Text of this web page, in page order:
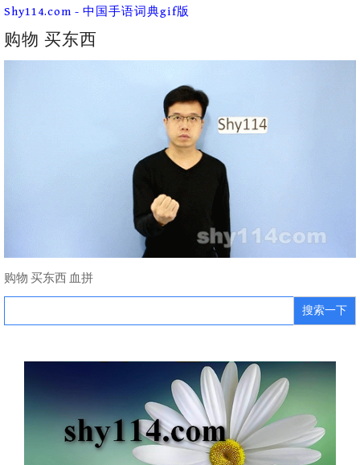
Skip
content
Shy114.com - 中国手语词典gif版
购物 买东西
购物 买东西 血拼
Search